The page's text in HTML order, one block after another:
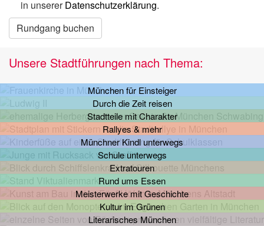
in unsererDatenschutzerklärung.
Rundgang buchen
Unsere Stadtführungen nach Thema:
München für Einsteiger
Durch die Zeit reisen
Stadtteile mit Charakter
Rallyes & mehr
Münchner Kindl unterwegs
Schule unterwegs
Extratouren
Rund ums Essen
Meisterwerke mit Geschichte
Kultur im Grünen
Literarisches München